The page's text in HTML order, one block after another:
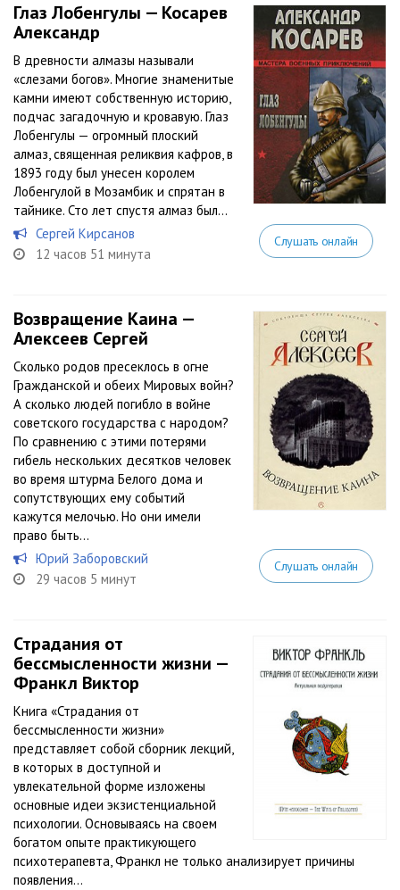
Глаз Лобенгулы — Косарев
Александр
В древности алмазы называли
«слезами богов». Многие знаменитые
камни имеют собственную историю,
подчас загадочную и кровавую. Глаз
Лобенгулы — огромный плоский
алмаз, священная реликвия кафров, в
1893 году был унесен королем
Лобенгулой в Мозамбик и спрятан в
тайнике. Сто лет спустя алмаз был...
Сергей Кирсанов
12 часов 51 минута
Слушать онлайн
Возвращение Каина —
Алексеев Сергей
Сколько родов пресеклось в огне
Гражданской и обеих Мировых войн?
А сколько людей погибло в войне
советского государства с народом?
По сравнению с этими потерями
гибель нескольких десятков человек
во время штурма Белого дома и
сопутствующих ему событий
кажутся мелочью. Но они имели
право быть...
Юрий Заборовский
29 часов 5 минут
Слушать онлайн
Страдания от
бессмысленности жизни —
Франкл Виктор
Книга «Страдания от
бессмысленности жизни»
представляет собой сборник лекций,
в которых в доступной и
увлекательной форме изложены
основные идеи экзистенциальной
психологии. Основываясь на своем
богатом опыте практикующего
психотерапевта, Франкл не только анализирует причины
появления...